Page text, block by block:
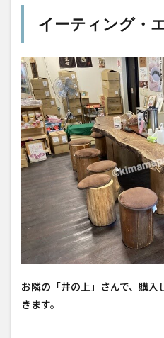
イーティング・
お隣の「井の上」さんで、購入
きます。